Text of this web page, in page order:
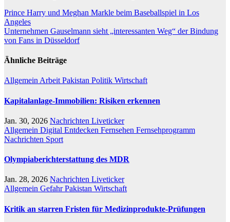
Beitragsnavigation
Prince Harry und Meghan Markle beim Baseballspiel in Los
Angeles
Unternehmen Gauselmann sieht „interessanten Weg“ der Bindung
von Fans in Düsseldorf
Ähnliche Beiträge
AllgemeinArbeitPakistan Politik Wirtschaft
Kapitalanlage-Immobilien: Risiken erkennen
Jan. 30, 2026 Nachrichten Liveticker
Allgemein Digital Entdecken Fernsehen Fernsehprogramm
Nachrichten Sport
Olympiaberichterstattung des MDR
Jan. 28, 2026 Nachrichten Liveticker
Allgemein GefahrPakistan Wirtschaft
Kritik an starren Fristen für Medizinprodukte-Prüfungen